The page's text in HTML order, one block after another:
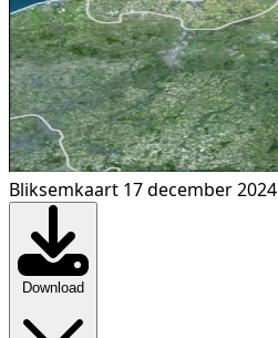
Bliksemkaart 17 december 2024
Download